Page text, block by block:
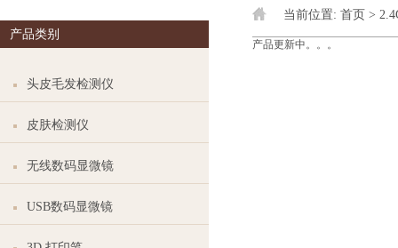
产品类别
头皮毛发检测仪
皮肤检测仪
无线数码显微镜
USB数码显微镜
当前位置: 首页 >
产品更新中。。。